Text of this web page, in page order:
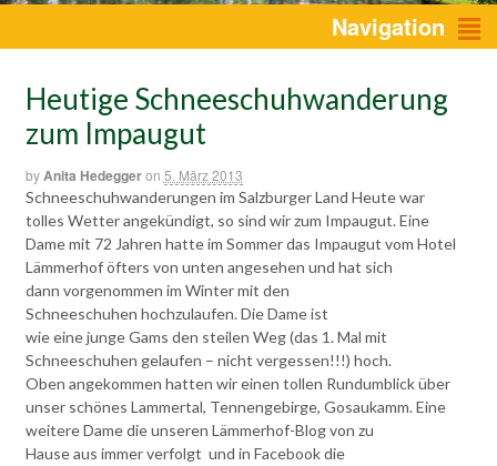
1 2 3 Navigation
Heutige Schneeschuhwanderung
zum Impaugut
byAnita Hedeggeron 5. März 2013
Schneeschuhwanderungen im Salzburger Land Heute war
tolles Wetter angekündigt, so sind wir zum Impaugut. Eine
Dame mit 72 Jahren hatte im Sommer das Impaugut vom Hotel
Lämmerhof öfters von unten angesehen und hat sich
dann vorgenommen im Winter mit den
Schneeschuhen hochzulaufen. Die Dame ist
wie eine junge Gams den steilen Weg (das 1. Mal mit
Schneeschuhen gelaufen – nicht vergessen!!!) hoch.
Oben angekommen hatten wir einen tollen Rundumblick über
unser schönes Lammertal, Tennengebirge, Gosaukamm. Eine
weitere Dame die unseren Lämmerhof-Blog von zu
Hause aus immer verfolgt und in Facebook die